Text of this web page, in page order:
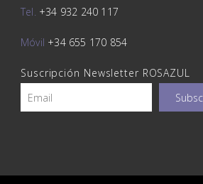
Tel. +34 932 240 117
Móvil +34 655 170 854
Suscripción Newsletter ROSAZUL